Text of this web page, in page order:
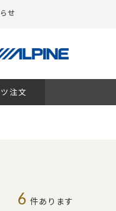
せ
注文
6 件あります